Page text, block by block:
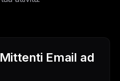
Email ad